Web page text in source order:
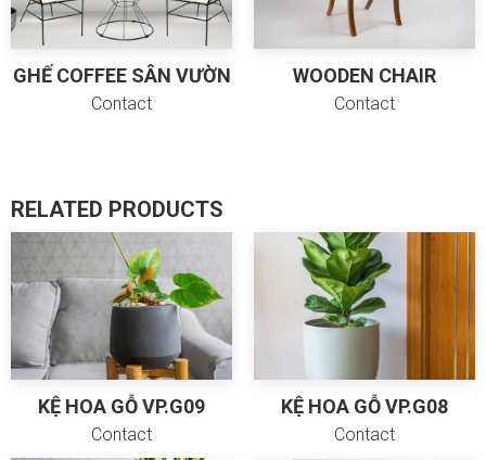
GHẾ COFFEE SÂN VƯỜN
Contact
WOODEN CHAIR
Contact
RELATED PRODUCTS
KỆ HOA GỖ VP.G09
Contact
KỆ HOA GỖ VP.G08
Contact